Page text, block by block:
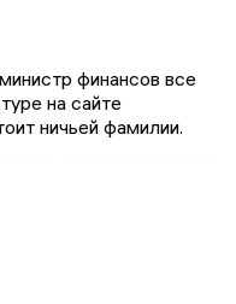
финансов все
на сайте
ничьей фамилии.